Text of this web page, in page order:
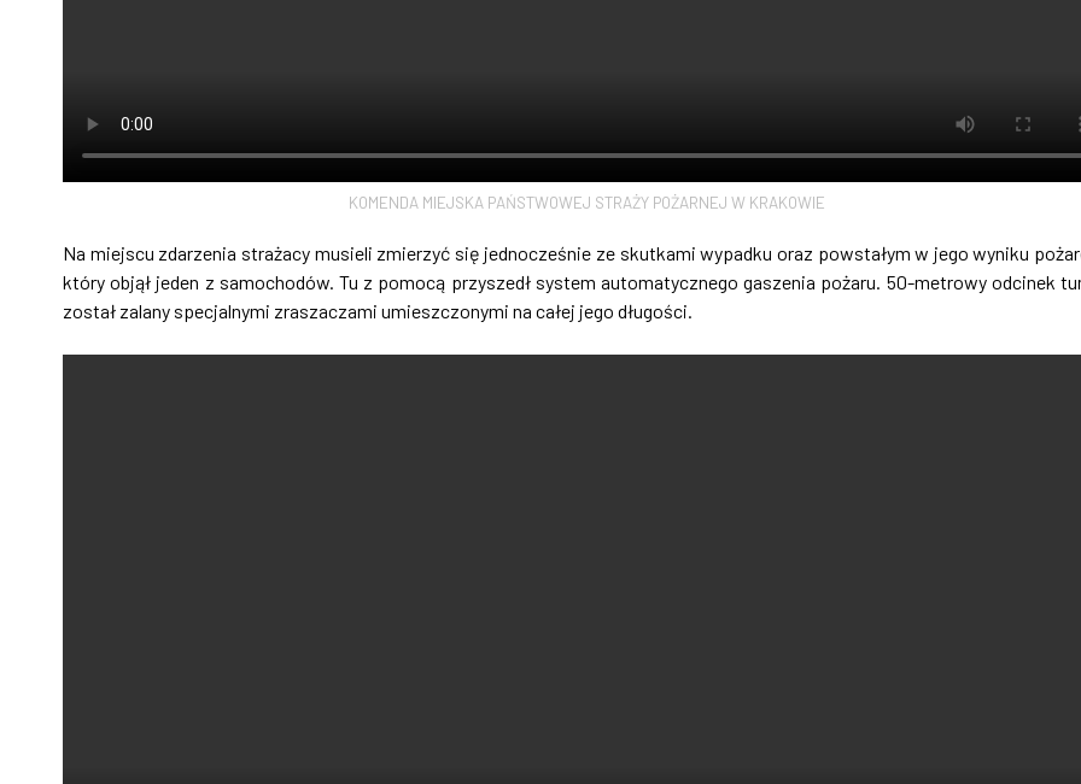
KOMENDA MIEJSKA PAŃSTWOWEJ STRAŻY POŻARNEJ W KRAKOWIE
Na miejscu zdarzenia strażacy musieli zmierzyć się jednocześnie ze skutkami wypadku oraz powstałym w jego wyniku
który objął jeden z samochodów. Tu z pomocą przyszedł system automatycznego gaszenia pożaru. 50-metrowy odcinek
został zalany specjalnymi zraszaczami umieszczonymi na całej jego długości.